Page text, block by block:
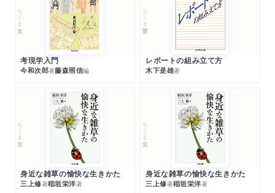
ちくま文庫
考現学入門
今和次郎著藤森照信編
ちくま学芸文庫
レポートの組み立て方
木下是雄著
ちくま文庫
身近な雑草の愉快な生きかた
三上修著稲垣栄洋著
ちくま文庫
身近な雑草の愉快な生きかた
三上修著稲垣栄洋著